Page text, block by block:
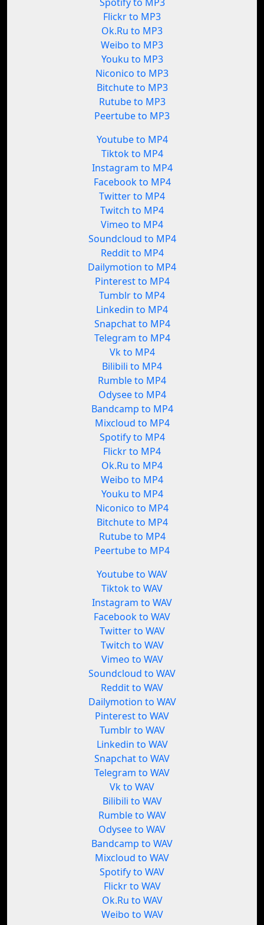
Flickr to MP3
Ok.Ru to MP3
Weibo to MP3
Youku to MP3
Niconico to MP3
Bitchute to MP3
Rutube to MP3
Peertube to MP3
Youtube to MP4
Tiktok to MP4
Instagram to MP4
Facebook to MP4
Twitter to MP4
Twitch to MP4
Vimeo to MP4
Soundcloud to MP4
Reddit to MP4
Dailymotion to MP4
Pinterest to MP4
Tumblr to MP4
Linkedin to MP4
Snapchat to MP4
Telegram to MP4
Vk to MP4
Bilibili to MP4
Rumble to MP4
Odysee to MP4
Bandcamp to MP4
Mixcloud to MP4
Spotify to MP4
Flickr to MP4
Ok.Ru to MP4
Weibo to MP4
Youku to MP4
Niconico to MP4
Bitchute to MP4
Rutube to MP4
Peertube to MP4
Youtube to WAV
Tiktok to WAV
Instagram to WAV
Facebook to WAV
Twitter to WAV
Twitch to WAV
Vimeo to WAV
Soundcloud to WAV
Reddit to WAV
Dailymotion to WAV
Pinterest to WAV
Tumblr to WAV
Linkedin to WAV
Snapchat to WAV
Telegram to WAV
Vk to WAV
Bilibili to WAV
Rumble to WAV
Odysee to WAV
Bandcamp to WAV
Mixcloud to WAV
Spotify to WAV
Flickr to WAV
Ok.Ru to WAV
Weibo to WAV